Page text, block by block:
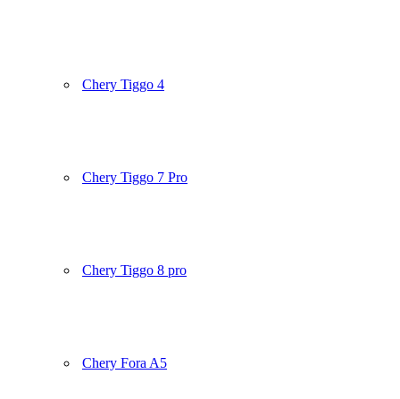
Chery Tiggo 4
Chery Tiggo 7 Pro
Chery Tiggo 8 pro
Chery Fora A5